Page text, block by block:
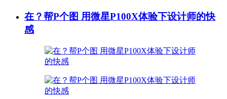
在？帮P个图 用微星P100X体验下设计师的快
感